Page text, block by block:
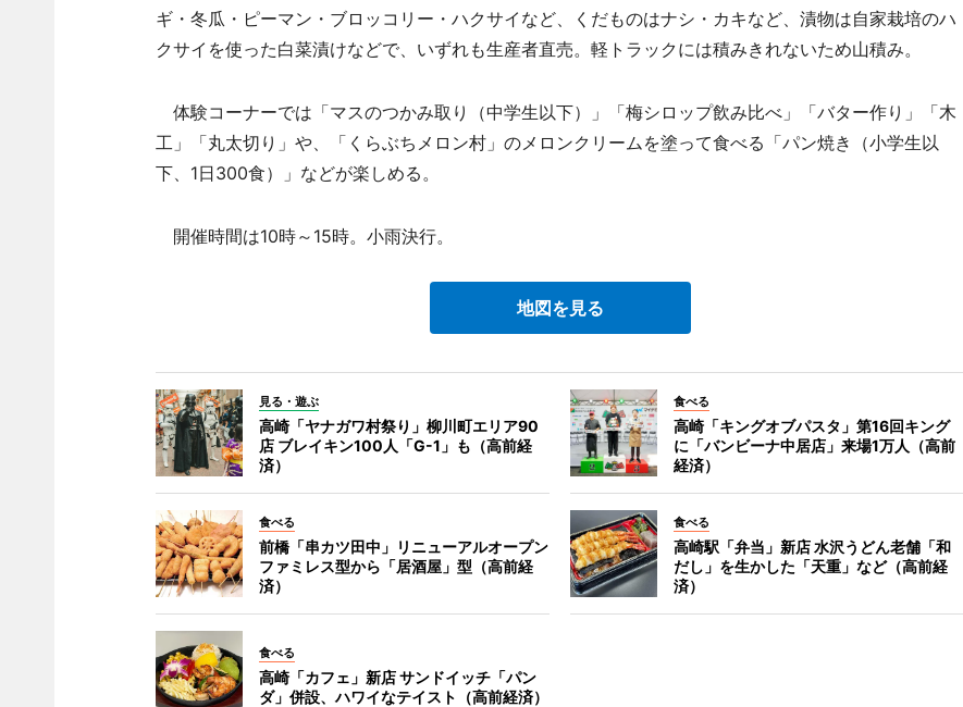
ギ・冬瓜・ピーマン・ブロッコリー・ハクサイなど、くだものはナシ・カキなど、漬物は自家栽培のハ
クサイを使った白菜漬けなどで、いずれも生産者直売。軽トラックには積みきれないため山積み。
体験コーナーでは「マスのつかみ取り（中学生以下）」「梅シロップ飲み比べ」「バター作り」「木
工」「丸太切り」や、「くらぶちメロン村」のメロンクリームを塗って食べる「パン焼き（小学生以
下、1日300食）」などが楽しめる。
開催時間は10時～15時。小雨決行。
地図を見る
見る・遊ぶ
高崎「ヤナガワ村祭り」柳川町エリア90
店 ブレイキン100人「G-1」も（高前経
済）
食べる
高崎「キングオブパスタ」第16回キング
に「バンビーナ中居店」来場1万人（高前
経済）
食べる
前橋「串カツ田中」リニューアルオープン
ファミレス型から「居酒屋」型（高前経
済）
食べる
高崎駅「弁当」新店 水沢うどん老舗「和
だし」を生かした「天重」など（高前経
済）
食べる
高崎「カフェ」新店 サンドイッチ「パン
ダ」併設、ハワイなテイスト（高前経済）